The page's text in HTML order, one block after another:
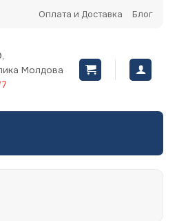
Оплата и Доставка Блог
Молдова